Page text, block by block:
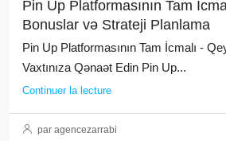
Pin Up Platformasının Tam
Bonuslar və Strateji Planlama
Pin Up Platformasının Tam İcmalı -
Vaxtınıza Qənaət Edin Pin Up...
Continuer la lecture
par agencezarrabi